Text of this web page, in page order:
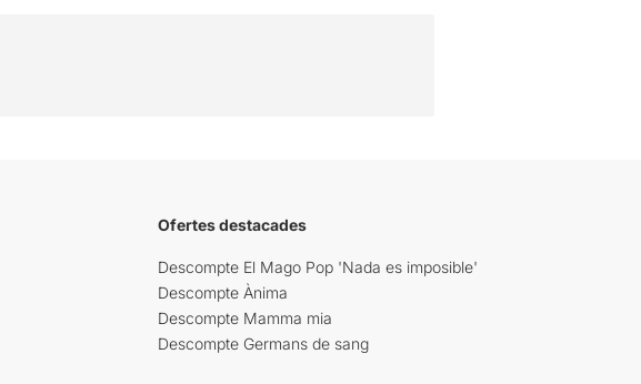
Ofertes destacades
Descompte El Mago Pop 'Nada es imposible'
Descompte Ànima
Descompte Mamma mia
Descompte Germans de sang